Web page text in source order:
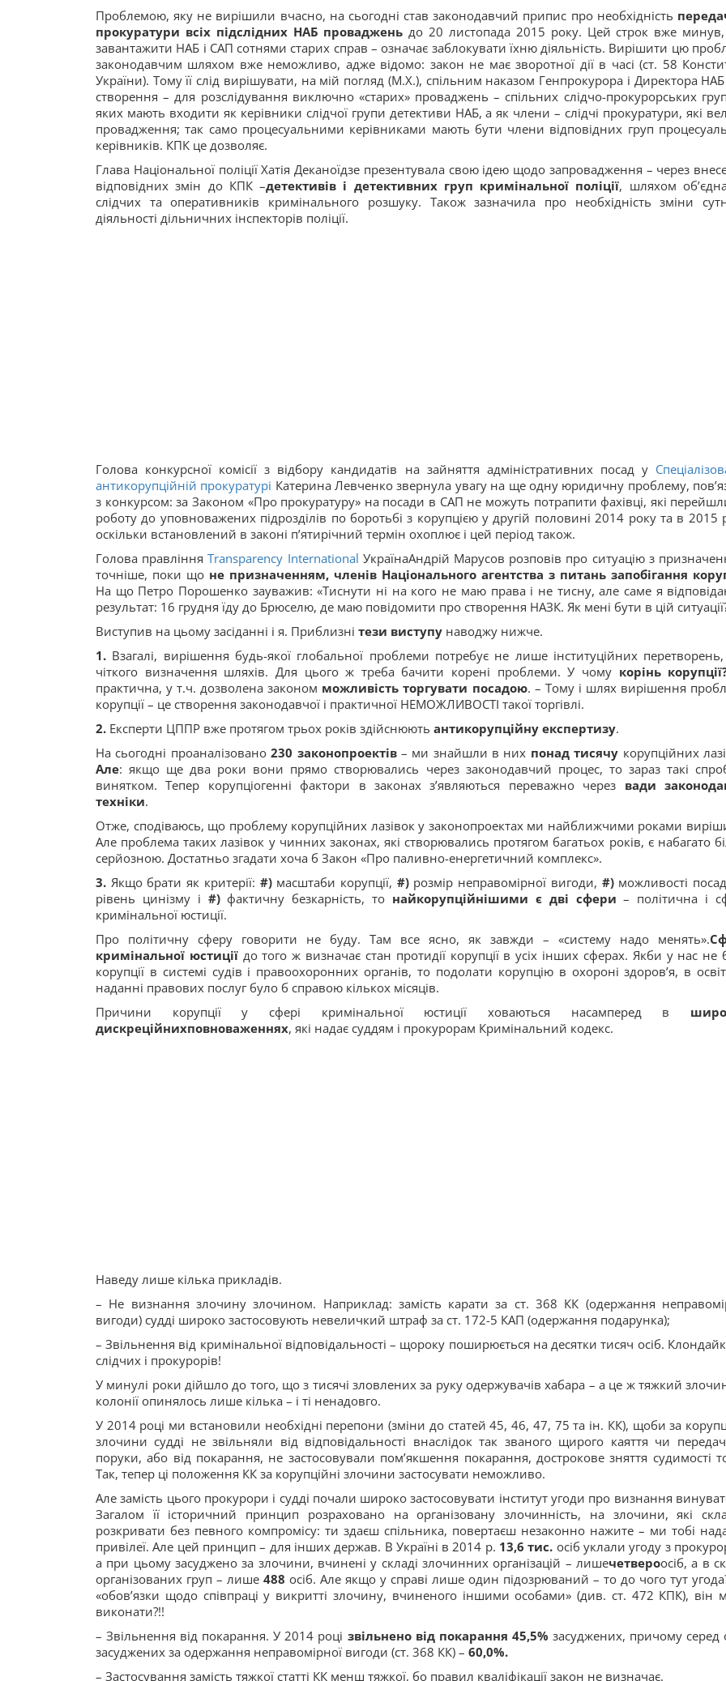
Проблемою, яку не вирішили вчасно, на сьогодні став законодавчий припис про необхідність
прокуратури всіх підслідних НАБ провадженьдо 20 листопада 2015 року. Цей строк вже
завантажити НАБ і САП сотнями старих справ – означає заблокувати їхню діяльність. Вирішити цю
законодавчим шляхом вже неможливо, адже відомо: закон не має зворотної дії в часі (ст. 58
України). Тому її слід вирішувати, на мій погляд (М.Х.), спільним наказом Генпрокурора і Директора
створення – для розслідування виключно «старих» проваджень – спільних слідчо-прокурорських
яких мають входити як керівники слідчої групи детективи НАБ, а як члени – слідчі прокуратури, які
провадження; так само процесуальними керівниками мають бути члени відповідних груп
керівників. КПК це дозволяє.
Глава Національної поліції Хатія Деканоїдзе презентувала свою ідею щодо запровадження – через
відповідних змін до КПК –детективів і детективних груп кримінальної поліції, шляхом
слідчих та оперативників кримінального розшуку. Також зазначила про необхідність зміни
діяльності дільничних інспекторів поліції.
Голова конкурсної комісії з відбору кандидатів на зайняття адміністративних посад у
антикорупційній прокуратурі Катерина Левченко звернула увагу на ще одну юридичну проблему,
з конкурсом: за Законом «Про прокуратуру» на посади в САП не можуть потрапити фахівці, які
роботу до уповноважених підрозділів по боротьбі з корупцією у другій половині 2014 року та в 2015
оскільки встановлений в законі п’ятирічний термін охоплює і цей період також.
Голова правлінняTransparency International УкраїнаАндрій Марусов розповів про ситуацію з
точніше, поки що не призначенням, членів Національного агентства з питань запобігання
На що Петро Порошенко зауважив: «Тиснути ні на кого не маю права і не тисну, але саме я
результат: 16 грудня їду до Брюселю, де маю повідомити про створення НАЗК. Як мені бути в цій
Виступив на цьому засіданні і я. Приблизні тези виступу наводжу нижче.
1. Взагалі, вирішення будь-якої глобальної проблеми потребує не лише інституційних
чіткого визначення шляхів. Для цього ж треба бачити корені проблеми. У чому корінь
практична, у т.ч. дозволена законом можливість торгувати посадою. – Тому і шлях вирішення
корупції – це створення законодавчої і практичної НЕМОЖЛИВОСТІ такої торгівлі.
2. Експерти ЦППР вже протягом трьох років здійснюють антикорупційну експертизу.
На сьогодні проаналізовано230 законопроектів– ми знайшли в них понад тисячу корупційних
Але: якщо ще два роки вони прямо створювались через законодавчий процес, то зараз такі
винятком. Тепер корупціогенні фактори в законах з’являються переважно через вади
техніки.
Отже, сподіваюсь, що проблему корупційних лазівок у законопроектах ми найближчими роками
Але проблема таких лазівок у чинних законах, які створювались протягом багатьох років, є набагато
серйозною. Достатньо згадати хоча б Закон «Про паливно-енергетичний комплекс».
3. Якщо брати як критерії: #)масштаби корупції, #)розмір неправомірної вигоди, #)можливості
рівень цинізму і #)фактичну безкарність, то найкорупційнішими є дві сфери – політична і
кримінальної юстиції.
Про політичну сферу говорити не буду. Там все ясно, як завжди – «систему надо менять».
кримінальної юстиціїдо того ж визначає стан протидії корупції в усіх інших сферах. Якби у нас не
корупції в системі судів і правоохоронних органів, то подолати корупцію в охороні здоров’я, в
наданні правових послуг було б справою кількох місяців.
Причини корупції у сфері кримінальної юстиції ховаються насамперед в
дискреційнихповноваженнях, які надає суддям і прокурорам Кримінальний кодекс.
Наведу лише кілька прикладів.
– Не визнання злочину злочином. Наприклад: замість карати за ст. 368 КК (одержання
вигоди) судді широко застосовують невеличкий штраф за ст. 172-5 КАП (одержання подарунка);
– Звільнення від кримінальної відповідальності – щороку поширюється на десятки тисяч осіб.
слідчих і прокурорів!
У минулі роки дійшло до того, що з тисячі зловлених за руку одержувачів хабара – а це ж тяжкий
колонії опинялось лише кілька – і ті ненадовго.
У 2014 році ми встановили необхідні перепони (зміни до статей 45, 46, 47, 75 та ін. КК), щоби за
злочини судді не звільняли від відповідальності внаслідок так званого щирого каяття чи
поруки, або від покарання, не застосовували пом’якшення покарання, дострокове зняття судимості
Так, тепер ці положення КК за корупційні злочини застосувати неможливо.
Але замість цього прокурори і судді почали широко застосовувати інститут угоди про визнання
Загалом її історичний принцип розраховано на організовану злочинність, на злочини, які
розкривати без певного компромісу: ти здаєш спільника, повертаєш незаконно нажите – ми тобі
привілеї. Але цей принцип – для інших держав. В Україні в 2014 р. 13,6 тис. осіб уклали угоду з
а при цьому засуджено за злочини, вчинені у складі злочинних організацій – лишечетвероосіб, а в
організованих груп – лише 488 осіб. Але якщо у справі лише один підозрюваний – то до чого тут
«обов’язки щодо співпраці у викритті злочину, вчиненого іншими особами» (див. ст. 472 КПК), він
виконати?!!
– Звільнення від покарання. У 2014 році звільнено від покарання 45,5% засуджених, причому серед
засуджених за одержання неправомірної вигоди (ст. 368 КК) – 60,0%.
– Застосування замість тяжкої статті КК менш тяжкої, бо правил кваліфікації закон не визначає.